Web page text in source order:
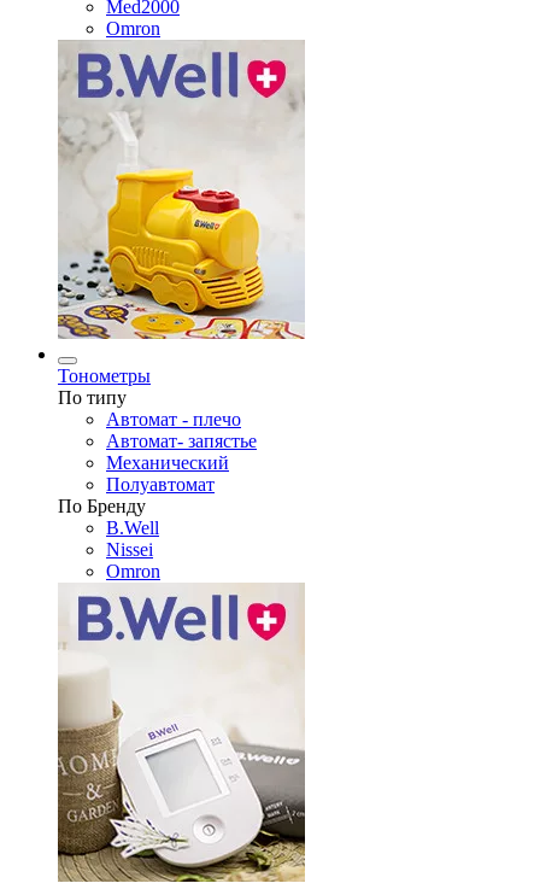
Med2000
Omron
Тонометры
По типу
Автомат - плечо
Автомат- запястье
Механический
Полуавтомат
По Бренду
B.Well
Nissei
Omron